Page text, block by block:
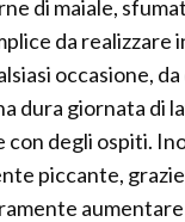
di maiale,
da realizzare
occasione, da
dura giornata di
con degli ospiti.
piccante,
aumentare